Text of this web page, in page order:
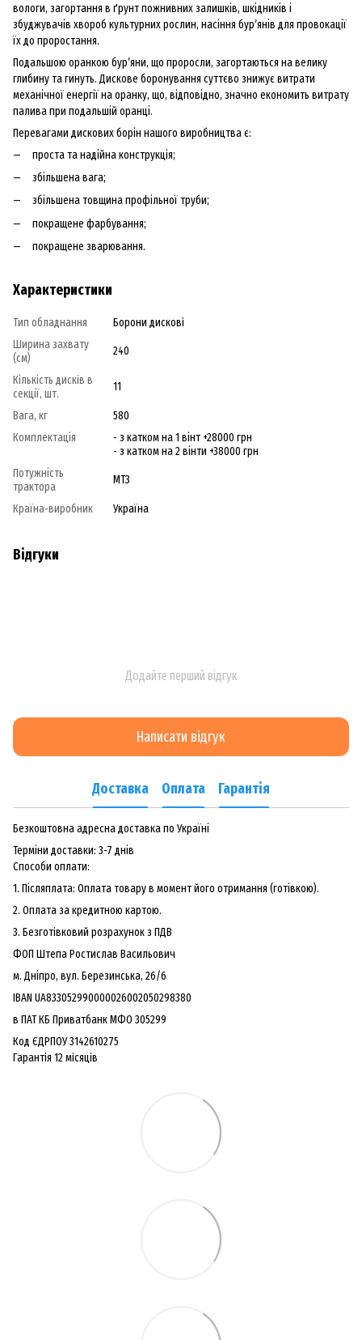
вологи, загортання в ґрунт пожнивних залишків, шкідників і
збуджувачів хвороб культурних рослин, насіння бур’янів для провокації
їх до проростання.
Подальшою оранкою бур’яни, що проросли, загортаються на велику
глибину та гинуть. Дискове боронування суттєво знижує витрати
механічної енергії на оранку, що, відповідно, значно економить витрату
палива при подальшій оранці.
Перевагами дискових борін нашого виробництва є:
проста та надійна конструкція;
збільшена вага;
збільшена товщина профільної труби;
покращене фарбування;
покращене зварювання.
Характеристики
Тип обладнання
Борони дисковi
Ширина захвату
(см)
240
Кiлькiсть дискiв в
секції, шт.
11
Вага, кг
580
Комплектація
- з катком на 1 вінт +28000 грн
- з катком на 2 вінти +38000 грн
Потужність
трактора
МТЗ
Країна-виробник Україна
Відгуки
Додайте перший відгук
Написати відгук
Доставка Оплата Гарантія
Безкоштовна адресна доставка по Україні
Терміни доставки: 3-7 днів
Способи оплати:
1. Післяплата: Оплата товару в момент його отримання (готівкою).
2. Оплата за кредитною картою.
3. Безготiвковий розрахунок з ПДВ
ФОП Штепа Ростислав Васильович
м. Дніпро, вул. Березинська, 26/6
IBAN UA833052990000026002050298380
в ПАТ КБ Приватбанк МФО 305299
Код ЄДРПОУ 3142610275
Гарантiя 12 мiсяцiв